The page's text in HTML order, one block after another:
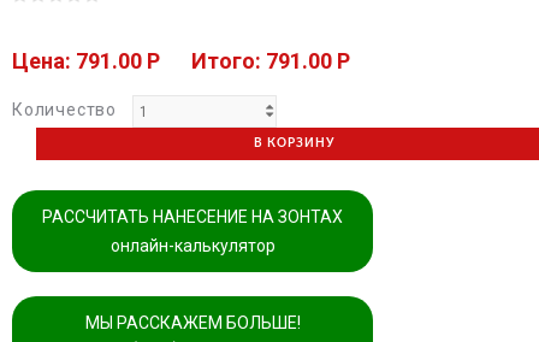
Цена: 791.00 P Итого: 791.00 P
Количество
В КОРЗИНУ
РАССЧИТАТЬ НАНЕСЕНИЕ НА ЗОНТАХ
онлайн-калькулятор
МЫ РАССКАЖЕМ БОЛЬШЕ!